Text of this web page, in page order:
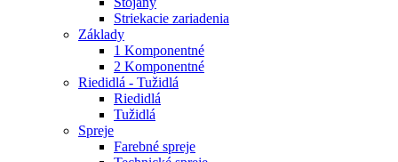
Striekacie zariadenia
Základy
1 Komponentné
2 Komponentné
Riedidlá - Tužidlá
Riedidlá
Tužidlá
Spreje
Farebné spreje